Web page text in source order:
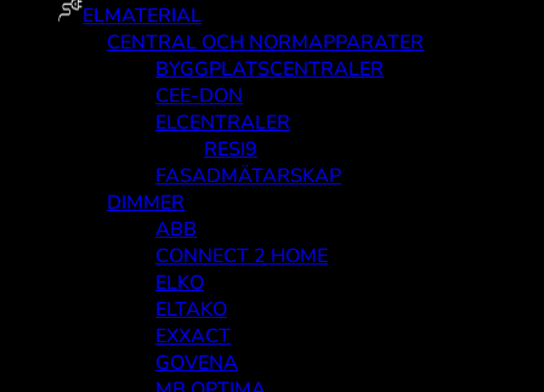
ELMATERIAL
CENTRAL OCH NORMAPPARATER
BYGGPLATSCENTRALER
CEE-DON
ELCENTRALER
RESI9
FASADMÄTARSKAP
DIMMER
ABB
CONNECT 2 HOME
ELKO
ELTAKO
EXXACT
GOVENA